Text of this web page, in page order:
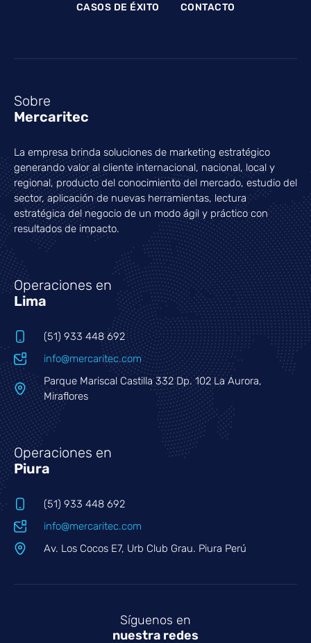
CASOS DE ÉXITO CONTACTO
Sobre
Mercaritec
La empresa brinda soluciones de marketing estratégico
generando valor al cliente internacional, nacional, local y
regional, producto del conocimiento del mercado, estudio del
sector, aplicación de nuevas herramientas, lectura
estratégica del negocio de un modo ágil y práctico con
resultados de impacto.
Operaciones en
Lima
(51) 933 448 692
info@mercaritec.com
Parque Mariscal Castilla 332 Dp. 102 La Aurora,
Miraflores
Operaciones en
Piura
(51) 933 448 692
info@mercaritec.com
Av. Los Cocos E7, Urb Club Grau. Piura Perú
Síguenos en
nuestra redes